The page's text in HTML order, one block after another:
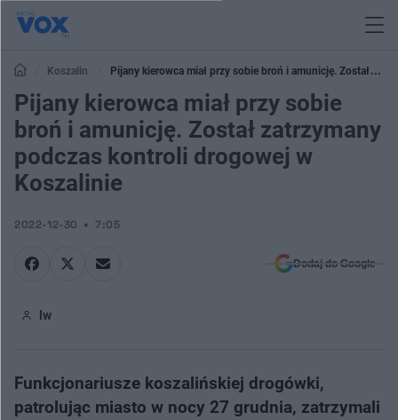
Koszalin
Pijany kierowca miał przy sobie broń i amunicję. Został
zatrzymany podczas kontroli drogowej w Koszalinie
Pijany kierowca miał przy sobie
broń i amunicję. Został zatrzymany
podczas kontroli drogowej w
Koszalinie
2022-12-30 7:05
Dodaj do Google
lw
Funkcjonariusze koszalińskiej drogówki,
patrolując miasto w nocy 27 grudnia, zatrzymali